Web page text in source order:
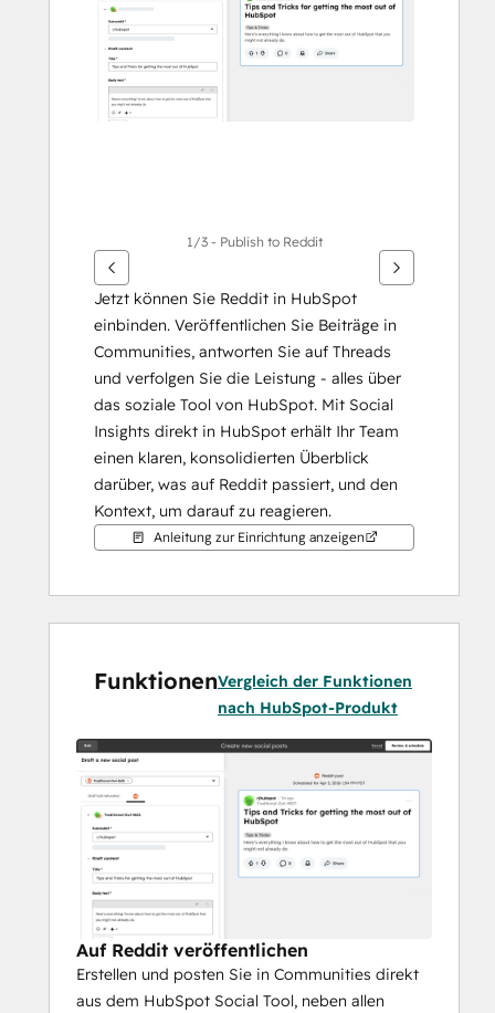
anzuzeigen
1/3 - Publish to Reddit
Jetzt können Sie Reddit in HubSpot
einbinden. Veröffentlichen Sie Beiträge in
Communities, antworten Sie auf Threads
und verfolgen Sie die Leistung - alles über
das soziale Tool von HubSpot. Mit Social
Insights direkt in HubSpot erhält Ihr Team
einen klaren, konsolidierten Überblick
darüber, was auf Reddit passiert, und den
Kontext, um darauf zu reagieren.
Anleitung zur Einrichtung anzeigen
FunktionenVergleich der Funktionen
nach HubSpot-Produkt
Auf Reddit veröffentlichen
Erstellen und posten Sie in Communities direkt
aus dem HubSpot Social Tool, neben allen